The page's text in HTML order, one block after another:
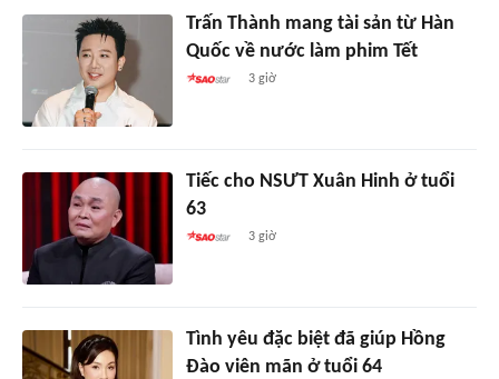
Trấn Thành mang tài sản từ Hàn
Quốc về nước làm phim Tết
3 giờ
Tiếc cho NSƯT Xuân Hinh ở tuổi
63
3 giờ
Tình yêu đặc biệt đã giúp Hồng
Đào viên mãn ở tuổi 64